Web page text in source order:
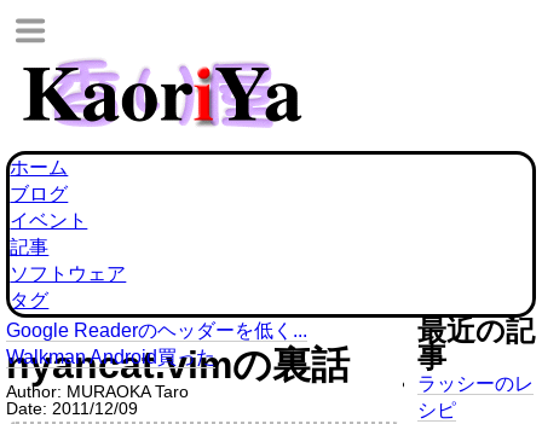
ホーム
ブログ
イベント
記事
ソフトウェア
タグ
Google Readerのヘッダーを低く...
Walkman Android買った
nyancat.vimの裏話
Author: MURAOKA Taro
Date: 2011/12/09
最近の記
事
ラッシーのレ
シピ